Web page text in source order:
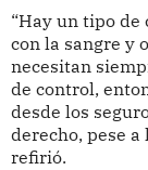
“Hay un tipo de
con la sangre y
necesitan
de control,
desde los
derecho, pese
refirió.